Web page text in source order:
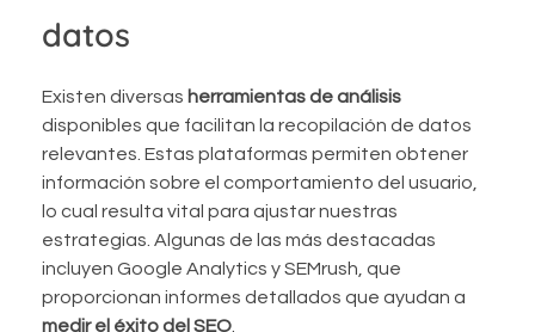
datos
Existen diversas herramientas de análisis
disponibles que facilitan la recopilación de datos
relevantes. Estas plataformas permiten obtener
información sobre el comportamiento del usuario,
lo cual resulta vital para ajustar nuestras
estrategias. Algunas de las más destacadas
incluyen Google Analytics y SEMrush, que
proporcionan informes detallados que ayudan a
medir el éxito del SEO.